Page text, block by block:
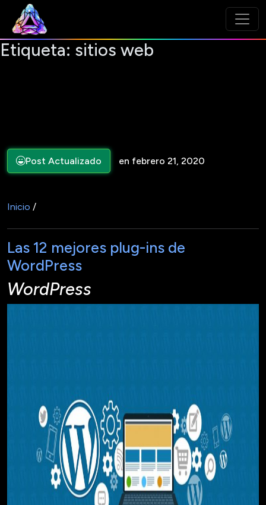
Etiqueta: sitios web
Post Actualizado en febrero 21, 2020
Inicio /
Las 12 mejores plug-ins de
WordPress
WordPress